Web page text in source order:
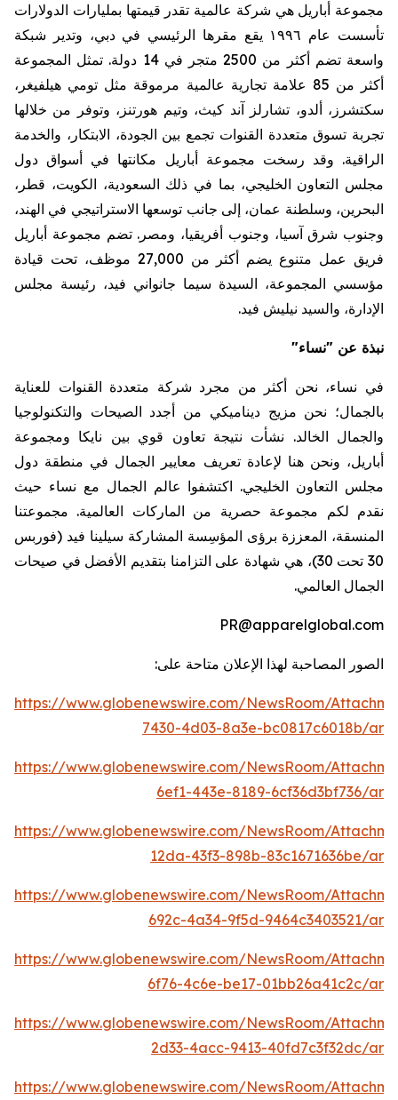
مجموعة أباريل هي شركة عالمية تقدر قيمتها بمليارات الدولارات
تأسست عام يقع مقرها الرئيسي في دبي، وتدير
شبكة
واسعة تضم أكثر من متجر في 14 دولة. تمثل المجموعة
أكثر
من علامة تجارية عالمية مرموقة مثل تومي هيلفيغر ،
سكتشرز ، ألدو، تشارلز آند كيث، وتيم هورتنز ، وتوفر من خلالها
تجربة تسوق متعددة القنوات تجمع بين الجودة، الابتكار، والخدمة
الراقية. وقد رسخت مجموعة أباريل مكانتها في أسواق دول
مجلس التعاون الخليجي، بما في ذلك السعودية، الكويت، قطر،
البحرين، وسلطنة عمان، إلى جانب توسعها الاستراتيجي في الهند،
وجنوب شرق آسيا، وجنوب أفريقيا، ومصر .تضم مجموعة أباريل
فريق عمل متنوع يضم أكثر من موظف، تحت قيادة
مؤسسي المجموعة، السيدة سيما جانواني فيد، رئيسة مجلس
الإدارة، والسيد نيليش فيد.
نبذة عن "نساء"
في نساء، نحن أكثر من مجرد شركة متعددة القنوات للعناية
بالجمال؛ نحن مزيج ديناميكي من أجدد الصيحات والتكنولوجيا
والجمال الخالد. نشأت نتيجة تعاون قوي بين نايكا ومجموعة
أباريل، ونحن هنا لإعادة تعريف معايير الجمال في منطقة دول
مجلس التعاون الخليجي. اكتشفوا عالم الجمال مع نساء حيث
نقدم لكم مجموعة حصرية من الماركات العالمية. مجموعتنا
المنسقة، المعززة برؤى المؤسِسة المشاركة سيلينا فيد (فوربس
30 تحت 30)، هي شهادة على التزامنا بتقديم الأفضل في صيحات
الجمال العالمي.
PR@apparelglobal.com
الصور المصاحبة لهذا الإعلان متاحة على:
https://www.globenewswire.com/NewsRoom/
7430-4d03-8a3e-bc0817c6018b/ar
https://www.globenewswire.com/NewsRoom/
6ef1-443e-8189-6cf36d3bf736/ar
https://www.globenewswire.com/NewsRoom/
12da-43f3-898b-83c1671636be/ar
https://www.globenewswire.com/NewsRoom/
692c-4a34-9f5d-9464c3403521/ar
https://www.globenewswire.com/NewsRoom/
6f76-4c6e-be17-01bb26a41c2c/ar
https://www.globenewswire.com/NewsRoom/
2d33-4acc-9413-40fd7c3f32dc/ar
https://www.globenewswire.com/NewsRoom/